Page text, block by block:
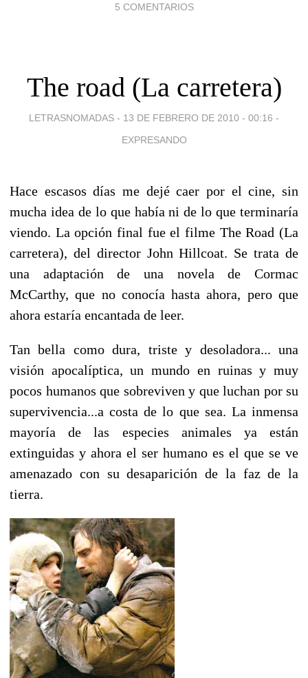
5 COMENTARIOS
The road (La carretera)
LETRASNOMADAS - 13 DE FEBRERO DE 2010 - 00:16 -
EXPRESANDO
Hace escasos días me dejé caer por el cine, sin
mucha idea de lo que había ni de lo que terminaría
viendo. La opción final fue el filme The Road (La
carretera), del director John Hillcoat. Se trata de
una adaptación de una novela de Cormac
McCarthy, que no conocía hasta ahora, pero que
ahora estaría encantada de leer.
Tan bella como dura, triste y desoladora... una
visión apocalíptica, un mundo en ruinas y muy
pocos humanos que sobreviven y que luchan por su
supervivencia...a costa de lo que sea. La inmensa
mayoría de las especies animales ya están
extinguidas y ahora el ser humano es el que se ve
amenazado con su desaparición de la faz de la
tierra.